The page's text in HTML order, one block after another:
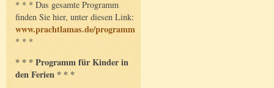
* * * Das gesamte Programm
finden Sie hier, unter diesen Link:
www.prachtlamas.de/programm
* * *
* * * Programm für Kinder in
den Ferien * * *